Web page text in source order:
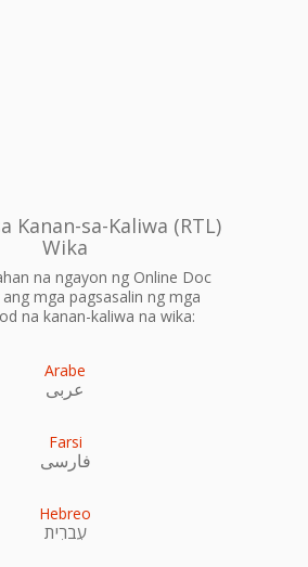
Kanan-sa-Kaliwa (RTL)
Wika
na ngayon ng Online Doc
mga pagsasalin ng mga
na kanan-kaliwa na wika:
Arabe
عربى
Farsi
فارسی
Hebreo
עִברִית